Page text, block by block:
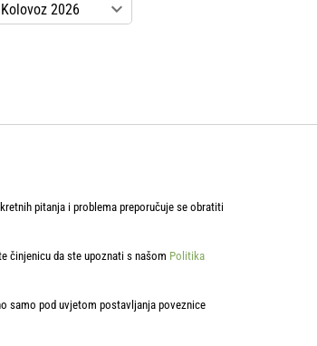
pitanja i problema preporučuje se obratiti
činjenicu da ste upoznati s našom Politika
samo pod uvjetom postavljanja poveznice